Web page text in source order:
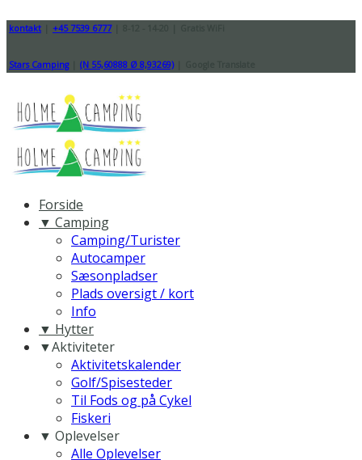
kontakt +45 7539 6777
Stars Camping (N 55,60888 Ø 8,93269)
Forside
▼ Camping
Camping/Turister
Autocamper
Sæsonpladser
Plads oversigt / kort
Info
▼ Hytter
▼Aktiviteter
Aktivitetskalender
Golf/Spisesteder
Til Fods og på Cykel
Fiskeri
▼ Oplevelser
Alle Oplevelser